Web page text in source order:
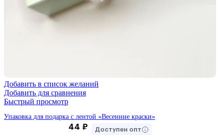
Добавить в список желаний
Добавить для сравнения
Быстрый просмотр
Упаковка для подарка с лентой «Весенние краски»
44 ₽ Доступен опт